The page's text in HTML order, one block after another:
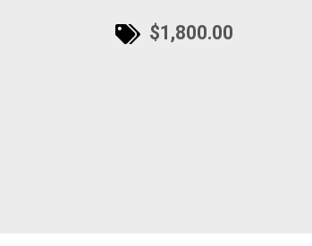
$1,800.00